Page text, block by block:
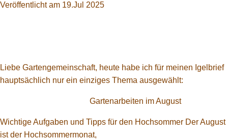
Veröffentlicht am 19.Jul 2025
Liebe Gartengemeinschaft, heute habe ich für meinen Igelbrief
hauptsächlich nur ein einziges Thema ausgewählt:
Gartenarbeiten im August
Wichtige Aufgaben und Tipps für den Hochsommer Der August
ist der Hochsommermonat,